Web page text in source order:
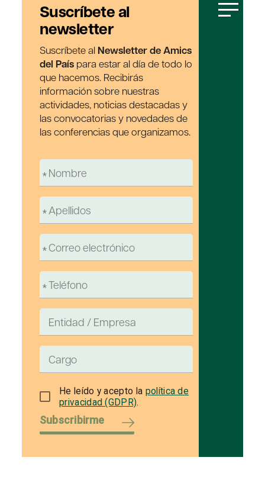
Suscríbete al
newsletter
Suscríbete al Newsletter de Amics
del País para estar al día de todo lo
que hacemos. Recibirás
información sobre nuestras
actividades, noticias destacadas y
las convocatorias y novedades de
las conferencias que organizamos.
He leído y acepto la política de
privacidad (GDPR).
Subscribirme